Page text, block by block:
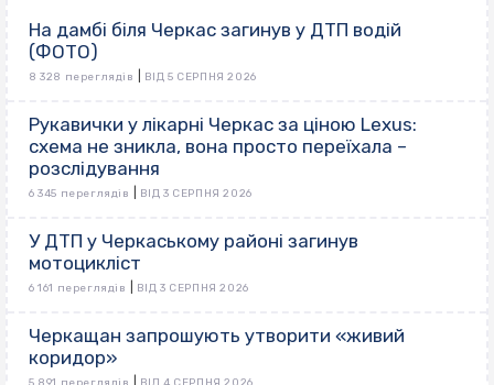
На дамбі біля Черкас загинув у ДТП водій
(ФОТО)
8 328 переглядів ВІД 5 СЕРПНЯ 2026
Рукавички у лікарні Черкас за ціною Lexus:
схема не зникла, вона просто переїхала –
розслідування
6 345 переглядів ВІД 3 СЕРПНЯ 2026
У ДТП у Черкаському районі загинув
мотоцикліст
6 161 переглядів ВІД 3 СЕРПНЯ 2026
Черкащан запрошують утворити «живий
коридор»